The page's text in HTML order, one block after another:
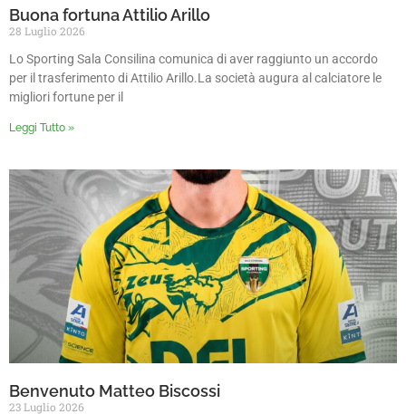
Buona fortuna Attilio Arillo
28 Luglio 2026
Lo Sporting Sala Consilina comunica di aver raggiunto un accordo
per il trasferimento di Attilio Arillo.La società augura al calciatore le
migliori fortune per il
Leggi Tutto »
Benvenuto Matteo Biscossi
23 Luglio 2026